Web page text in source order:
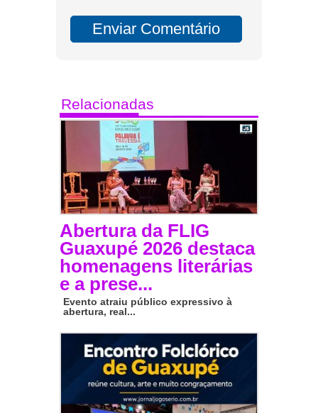
Relacionadas
Abertura da FLIG
Guaxupé 2026 destaca
homenagens literárias
e a prese...
Evento atraiu público expressivo à
abertura, real...